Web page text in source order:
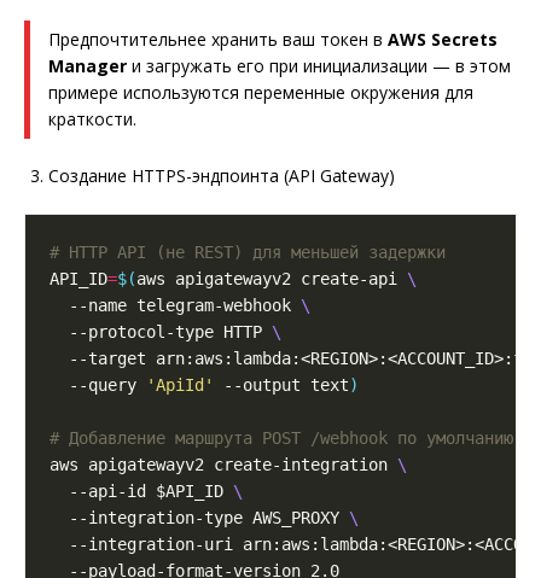
Предпочтительнее хранить ваш токен в AWS Secrets
Manager и загружать его при инициализации — в этом
примере используются переменные окружения для
краткости.
Создание HTTPS-эндпоинта (API Gateway)
# HTTP API (не REST) для меньшей задержки
API_ID=$(aws apigatewayv2 create-api
  --name telegram-webhook
  --protocol-type HTTP
--target
  --query
'ApiId' --output text)
# Добавление маршрута POST /webhook по умолчанию
aws apigatewayv2 create-integration
  --api-id $API_ID
  --integration-type AWS_PROXY
--integration-uri